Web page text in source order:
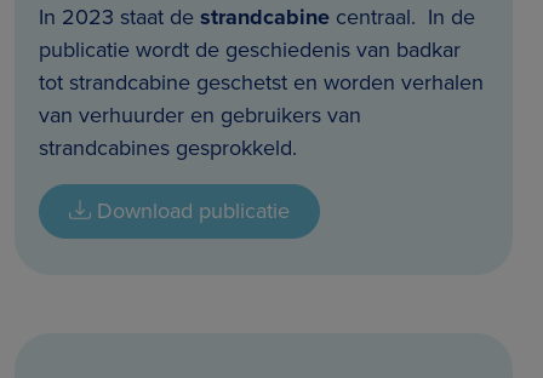
In 2023 staat destrandcabine centraal. In de
publicatie wordt de geschiedenis van badkar
tot strandcabine geschetst en worden verhalen
van verhuurder en gebruikers van
strandcabines gesprokkeld.
Download publicatie